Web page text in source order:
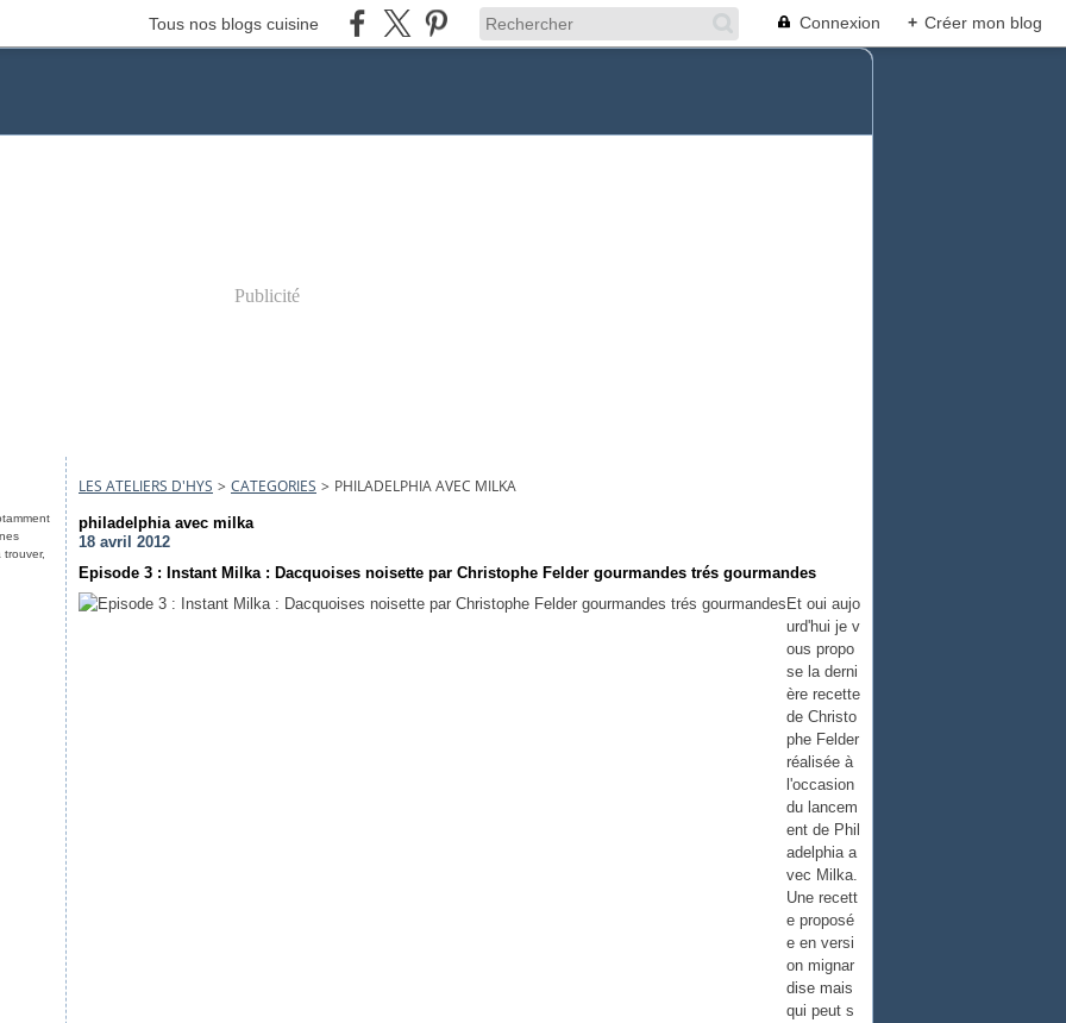
Tous nos blogs cuisine Connexion + Créer mon blog
Publicité
LES ATELIERS D'HYS > CATEGORIES > PHILADELPHIA AVEC MILKA
philadelphia avec milka
18 avril 2012
Episode 3 : Instant Milka : Dacquoises noisette par Christophe Felder gourmandes trés gourmandes
Et oui aujo
urd'hui je v
ous propo
se la derni
ère recette
de Christo
phe Felder
réalisée à
l'occasion
du lancem
ent de Phil
adelphia a
vec Milka.
Une recett
e proposé
e en versi
on mignar
dise mais
qui peut s